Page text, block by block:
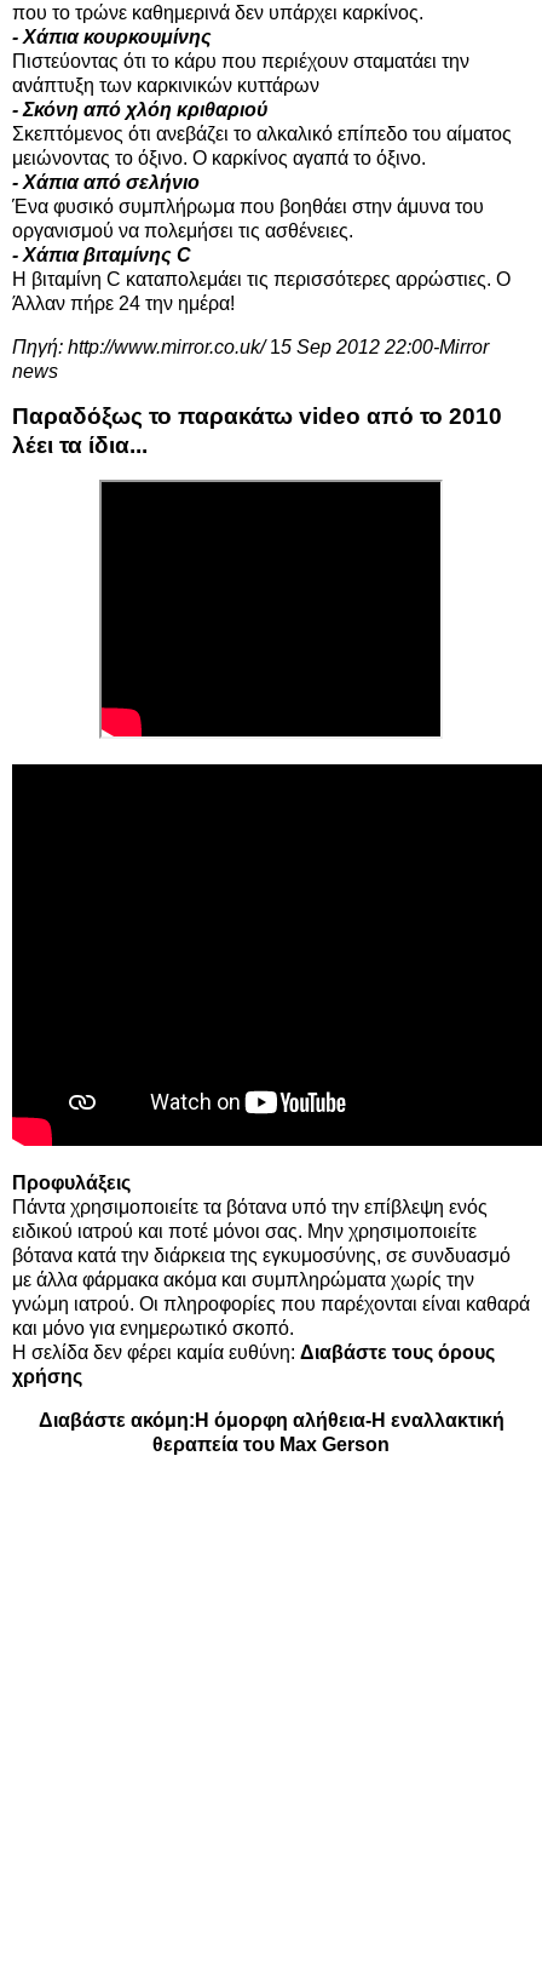
που το τρώνε καθημερινά δεν υπάρχει καρκίνος.
- Χάπια κουρκουμίνης
Πιστεύοντας ότι το κάρυ που περιέχουν σταματάει την
ανάπτυξη των καρκινικών κυττάρων
- Σκόνη από χλόη κριθαριού
Σκεπτόμενος ότι ανεβάζει το αλκαλικό επίπεδο του αίματος
μειώνοντας το όξινο. Ο καρκίνος αγαπά το όξινο.
- Χάπια από σελήνιο
Ένα φυσικό συμπλήρωμα που βοηθάει στην άμυνα του
οργανισμού να πολεμήσει τις ασθένειες.
- Χάπια βιταμίνης C
Η βιταμίνη C καταπολεμάει τις περισσότερες αρρώστιες. Ο
Άλλαν πήρε 24 την ημέρα!
Πηγή: http://www.mirror.co.uk/ 15 Sep 2012 22:00-Mirror
news
Παραδόξως το παρακάτω video από το 2010
λέει τα ίδια...
Προφυλάξεις
Πάντα χρησιμοποιείτε τα βότανα υπό την επίβλεψη ενός
ειδικού ιατρού και ποτέ μόνοι σας. Μην χρησιμοποιείτε
βότανα κατά την διάρκεια της εγκυμοσύνης, σε συνδυασμό
με άλλα φάρμακα ακόμα και συμπληρώματα χωρίς την
γνώμη ιατρού. Οι πληροφορίες που παρέχονται είναι καθαρά
και μόνο για ενημερωτικό σκοπό.
Η σελίδα δεν φέρει καμία ευθύνη: Διαβάστε τους όρους
χρήσης
Διαβάστε ακόμη: Η όμορφη αλήθεια-Η εναλλακτική
θεραπεία του Max Gerson